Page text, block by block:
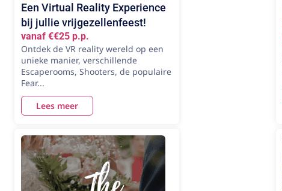
Een Virtual Reality Experience
bij jullie vrijgezellenfeest!
vanaf €€25 p.p.
Ontdek de VR reality wereld op een
unieke manier, verschillende
Escaperooms, Shooters, de populaire
Fear...
Lees meer